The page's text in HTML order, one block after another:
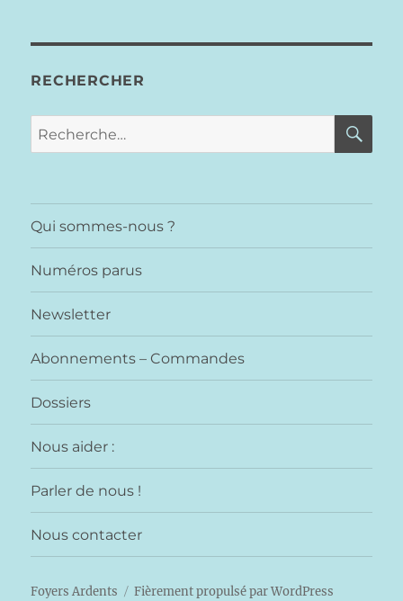
RECHERCHER
Recherche
pour :
Qui sommes-nous ?
Numéros parus
Newsletter
Abonnements – Commandes
Dossiers
Nous aider :
Parler de nous !
Nous contacter
Foyers Ardents Fièrement propulsé par WordPress